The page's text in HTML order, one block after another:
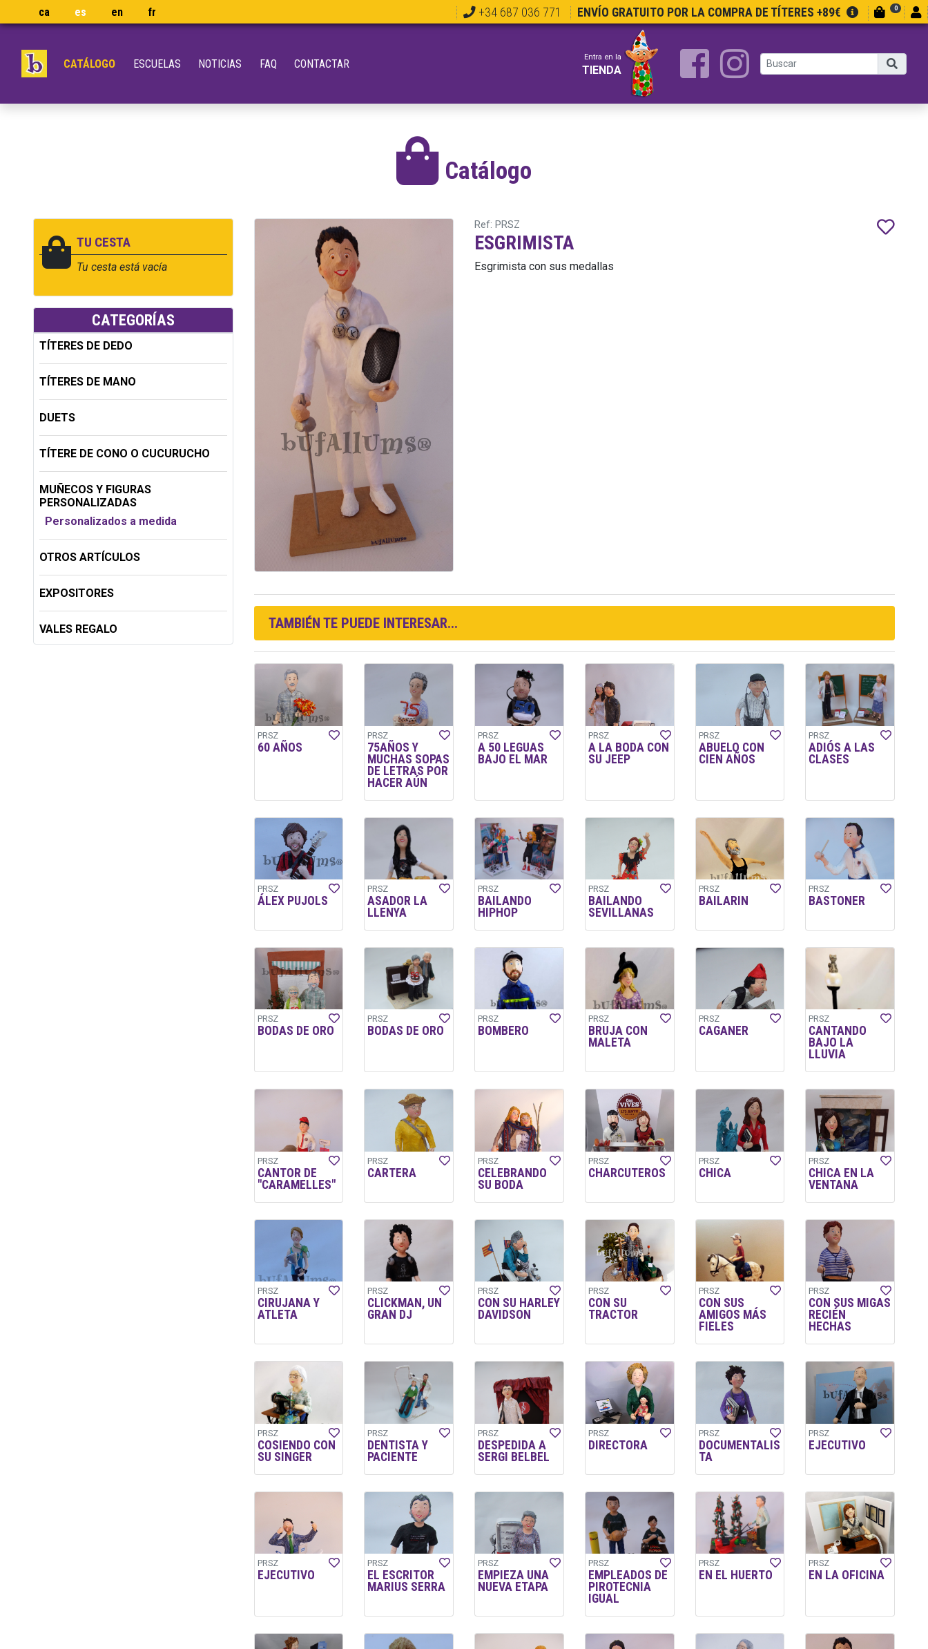
ca es en fr +34 687 036 771 ENVÍO GRATUITO POR LA COMPRA DE TÍTERES +89€ 0
CATÁLOGO ESCUELAS NOTICIAS FAQ CONTACTAR Entra en la
TIENDA
Catálogo
TU CESTA
Tu cesta está vacía
CATEGORÍAS
TÍTERES DE DEDO
TÍTERES DE MANO
DUETS
TÍTERE DE CONO O CUCURUCHO
MUÑECOS Y FIGURAS
PERSONALIZADAS
Personalizados a medida
OTROS ARTÍCULOS
EXPOSITORES
VALES REGALO
Ref: PRSZ
ESGRIMISTA
Esgrimista con sus medallas
TAMBIÉN TE PUEDE INTERESAR...
PRSZ
60 AÑOS
PRSZ
75AÑOS Y
MUCHAS SOPAS
DE LETRAS POR
HACER AÚN
PRSZ
A 50 LEGUAS
BAJO EL MAR
PRSZ
A LA BODA CON
SU JEEP
PRSZ
ABUELO CON
CIEN AÑOS
PRSZ
ADIÓS A LAS
CLASES
PRSZ
ÁLEX PUJOLS
PRSZ
ASADOR LA
LLENYA
PRSZ
BAILANDO
HIPHOP
PRSZ
BAILANDO
SEVILLANAS
PRSZ
BAILARIN
PRSZ
BASTONER
PRSZ
BODAS DE ORO
PRSZ
BODAS DE ORO
PRSZ
BOMBERO
PRSZ
BRUJA CON
MALETA
PRSZ
CAGANER
PRSZ
CANTANDO
BAJO LA
LLUVIA
PRSZ
CANTOR DE
"CARAMELLES"
PRSZ
CARTERA
PRSZ
CELEBRANDO
SU BODA
PRSZ
CHARCUTEROS
PRSZ
CHICA
PRSZ
CHICA EN LA
VENTANA
PRSZ
CIRUJANA Y
ATLETA
PRSZ
CLICKMAN, UN
GRAN DJ
PRSZ
CON SU HARLEY
DAVIDSON
PRSZ
CON SU
TRACTOR
PRSZ
CON SUS
AMIGOS MÁS
FIELES
PRSZ
CON SUS MIGAS
RECIÉN
HECHAS
PRSZ
COSIENDO CON
SU SINGER
PRSZ
DENTISTA Y
PACIENTE
PRSZ
DESPEDIDA A
SERGI BELBEL
PRSZ
DIRECTORA
PRSZ
DOCUMENTALIS
TA
PRSZ
EJECUTIVO
PRSZ
EJECUTIVO
PRSZ
EL ESCRITOR
MARIUS SERRA
PRSZ
EMPIEZA UNA
NUEVA ETAPA
PRSZ
EMPLEADOS DE
PIROTECNIA
IGUAL
PRSZ
EN EL HUERTO
PRSZ
EN LA OFICINA